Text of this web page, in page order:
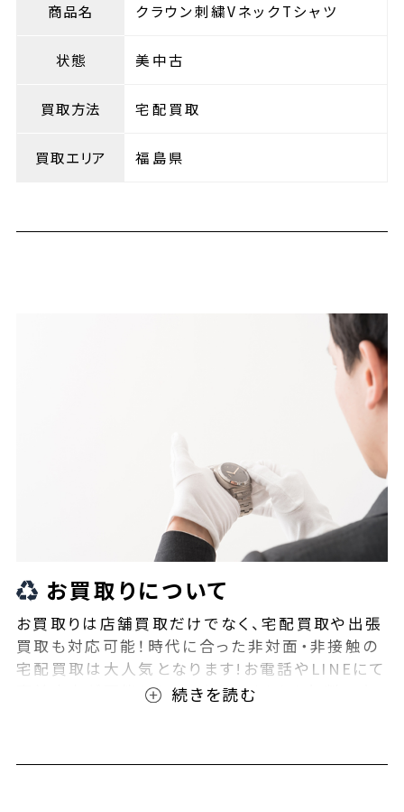
商品名 クラウン刺繍VネックTシャツ
状態 美中古
買取方法 宅配買取
買取エリア 福島県
お買取りについて
お買取りは店舗買取だけでなく、宅配買取や出張
買取も対応可能！時代に合った非対面・非接触の
宅配買取は大人気となります!お電話やLINEにて
事前査定が可能となっております！また無料の宅